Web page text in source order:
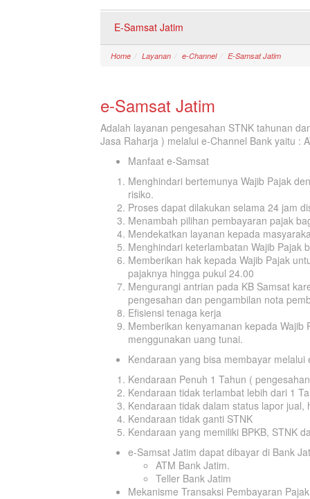
E-Samsat Jatim
Home Layanan e-Channel E-Samsat Jatim
e-Samsat Jatim
Adalah layanan pengesahan STNK tahunan
Jasa Raharja ) melalui e-Channel Bank yaitu :
Manfaat e-Samsat
Menghindari bertemunya Wajib Pajak
risiko.
Proses dapat dilakukan selama 24 jam
Menambah pilihan pembayaran pajak
Mendekatkan layanan kepada
Menghindari keterlambatan Wajib Pajak
Memberikan hak kepada Wajib Pajak
pajaknya hingga pukul 24.00
Mengurangi antrian pada KB Samsat
pengesahan dan pengambilan nota
Efisiensi tenaga kerja
Memberikan kenyamanan kepada
menggunakan uang tunai.
Kendaraan yang bisa membayar melalui
Kendaraan Penuh 1 Tahun (
Kendaraan tidak terlambat lebih dari 1
Kendaraan tidak dalam status lapor
Kendaraan tidak ganti STNK
Kendaraan yang memiliki BPKB, STNK
e-Samsat Jatim dapat dibayar di Bank
ATM Bank Jatim.
Teller Bank Jatim
Mekanisme Transaksi Pembayaran